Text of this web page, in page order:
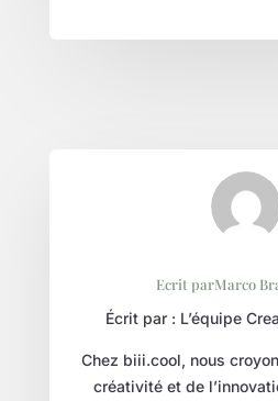
Ecrit parMarco
Écrit par : L’équipe
Chez biii.cool, nous
créativité et de